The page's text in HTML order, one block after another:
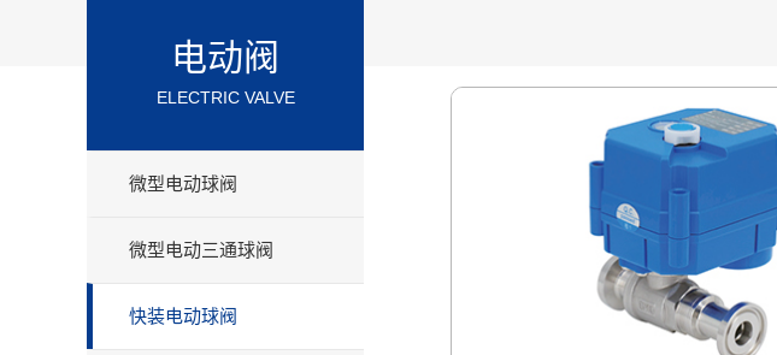
电动阀
ELECTRIC VALVE
微型电动球阀
微型电动三通球阀
快装电动球阀